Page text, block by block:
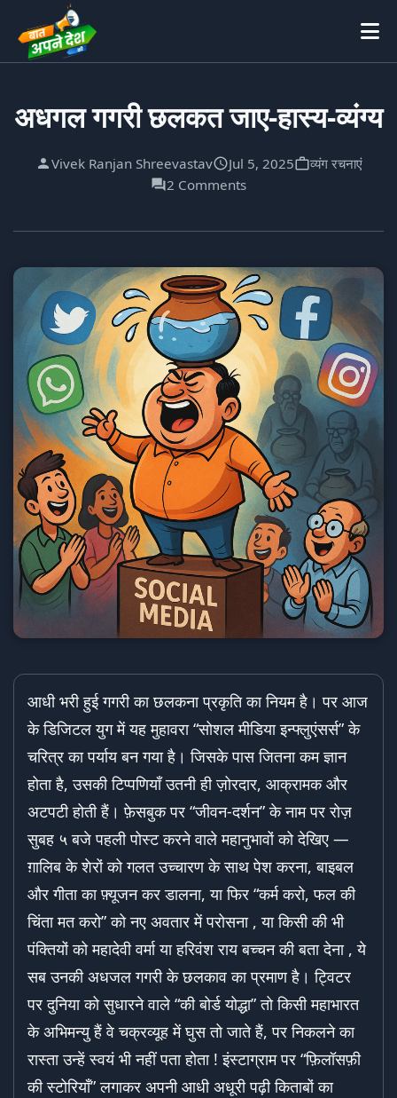
अधगल गगरी छलकत जाए-हास्य-व्यंग्य
Vivek Ranjan Shreevastav Jul 5, 2025
व्यंग रचनाएं
2 Comments
आधी भरी हुई गगरी का छलकना प्रकृति का नियम है। पर आज
के डिजिटल युग में यह मुहावरा “सोशल मीडिया इन्फ्लुएंसर्स” के
चरित्र का पर्याय बन गया है। जिसके पास जितना कम ज्ञान
होता है, उसकी टिप्पणियाँ उतनी ही ज़ोरदार, आक्रामक और
अटपटी होती हैं। फ़ेसबुक पर “जीवन-दर्शन” के नाम पर रोज़
सुबह ५ बजे पहली पोस्ट करने वाले महानुभावों को देखिए —
ग़ालिब के शेरों को गलत उच्चारण के साथ पेश करना, बाइबल
और गीता का फ़्यूजन कर डालना, या फिर “कर्म करो, फल की
चिंता मत करो” को नए अवतार में परोसना , या किसी की भी
पंक्तियों को महादेवी वर्मा या हरिवंश राय बच्चन की बता देना , ये
सब उनकी अधजल गगरी के छलकाव का प्रमाण है। ट्विटर
पर दुनिया को सुधारने वाले “की बोर्ड योद्धा” तो किसी महाभारत
के अभिमन्यु हैं वे चक्रव्यूह में घुस तो जाते हैं, पर निकलने का
रास्ता उन्हें स्वयं भी नहीं पता होता ! इंस्टाग्राम पर “फ़िलॉसफ़ी
की स्टोरियाँ” लगाकर अपनी आधी अधूरी पढ़ी किताबों का